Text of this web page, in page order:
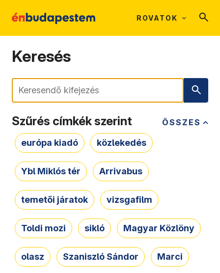
ROVATOK
Keresés
Keresés
ÖSSZES
Szűrés címkék szerint
európa kiadó közlekedés
Ybl Miklós tér Arrivabus
temetői járatok vizsgafilm
Toldi mozi sikló Magyar Közlöny
olasz Szaniszló Sándor Marci